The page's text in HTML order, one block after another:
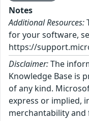
Notes
Additional Resources:
for your software,
https://
Disclaimer:The
Knowledge Base is
of any kind.
express or implied,
merchantability